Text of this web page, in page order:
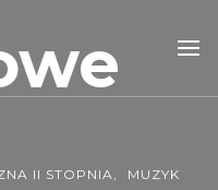
II STOPNIA MUZYK